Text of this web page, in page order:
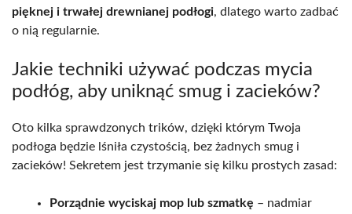
pięknej i trwałej drewnianej podłogi, dlatego warto zadbać
o nią regularnie.
Jakie techniki używać podczas mycia
podłóg, aby uniknąć smug i zacieków?
Oto kilka sprawdzonych trików, dzięki którym Twoja
podłoga będzie lśniła czystością, bez żadnych smug i
zacieków! Sekretem jest trzymanie się kilku prostych zasad:
Porządnie wyciskaj mop lub szmatkę – nadmiar